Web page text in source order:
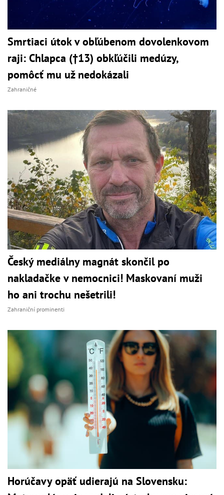
Smrtiaci útok v obľúbenom dovolenkovom
raji: Chlapca (†13) obkľúčili medúzy,
pomôcť mu už nedokázali
Zahraničné
Český mediálny magnát skončil po
nakladačke v nemocnici! Maskovaní muži
ho ani trochu nešetrili!
Zahraniční prominenti
Horúčavy opäť udierajú na Slovensku: